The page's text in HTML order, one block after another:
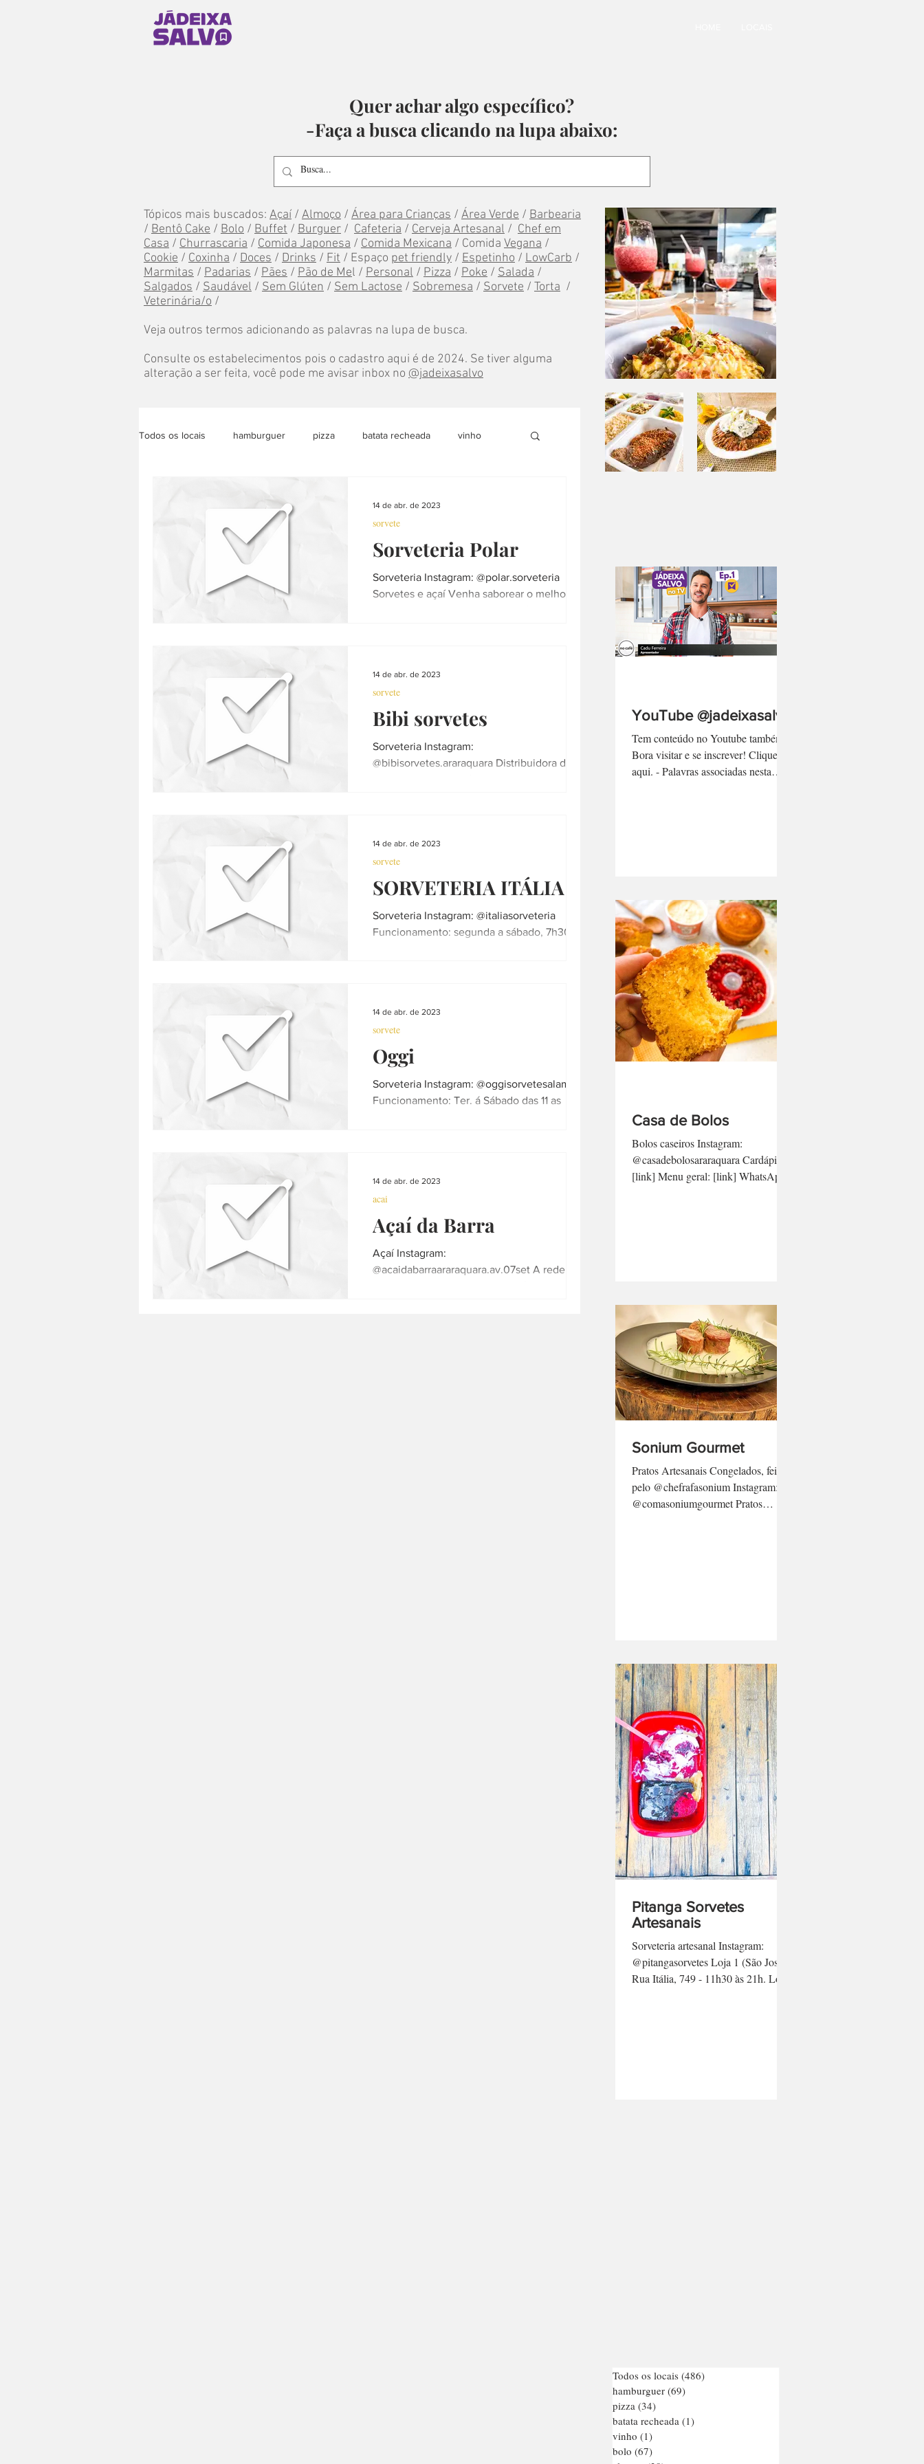
Quer achar algo específico?
-Faça a busca clicando na lupa abaixo:
Tópicos mais buscados: Açaí / Almoço / Área para Crianças / Área Verde / Barbearia
/ Bentô Cake / Bolo / Buffet / Burguer / Cafeteria / Cerveja Artesanal / Chef em
Casa / Churrascaria / Comida Japonesa / Comida Mexicana / Comida Vegana /
Cookie / Coxinha / Doces / Drinks / Fit / Espaço pet friendly / Espetinho / LowCarb /
Marmitas / Padarias / Pães / Pão de Mel / Personal / Pizza / Poke / Salada /
Salgados / Saudável / Sem Glúten / Sem Lactose / Sobremesa / Sorvete / Torta /
Veterinária/o /
Veja outros termos adicionando as palavras na lupa de busca.
Consulte os estabelecimentos pois o cadastro aqui é de 2024. Se tiver alguma
alteração a ser feita, você pode me avisar inbox no @jadeixasalvo
Todos os locais hamburguer pizza batata recheada vinho
pet sobremesa loja colaborativa
culinária internacional árabe
comida japonesa churrasco decoração
Sorveteria Polar
Sorveteria Instagram: @polar.sorveteria
Sorvetes e açaí Venha saborear o melhor
sorvete
14 de abr. de 2023
Bibi sorvetes
Sorveteria Instagram:
@bibisorvetes.araraquara Distribuidora de
sorvete
14 de abr. de 2023
SORVETERIA ITÁLIA
Sorveteria Instagram: @italiasorveteria
Funcionamento: segunda a sábado, 7h30 às
sorvete
14 de abr. de 2023
Oggi
Sorveteria Instagram: @oggisorvetesalameda
Funcionamento: Ter. á Sábado das 11 as
sorvete
14 de abr. de 2023
Açaí da Barra
Açaí Instagram:
@acaidabarraararaquara.av.07set A rede mais
acai
14 de abr. de 2023
YouTube @jadeixasalvo
Tem conteúdo no Youtube também!
Bora visitar e se inscrever! Clique
aqui. - Palavras associadas nesta
Casa de Bolos
Bolos caseiros Instagram:
@casadebolosararaquara Cardápio:
[link] Menu geral: [link] WhatsApp:
Sonium Gourmet
Pratos Artesanais Congelados, feitos
pelo @chefrafasonium Instagram:
@comasoniumgourmet Pratos
Pitanga Sorvetes
Artesanais
Sorveteria artesanal Instagram:
@pitangasorvetes Loja 1 (São José):
Rua Itália, 749 - 11h30 às 21h. Loja
Todos os locais (486)
hamburguer (69)
pizza (34)
batata recheada (1)
vinho (1)
bolo (67)